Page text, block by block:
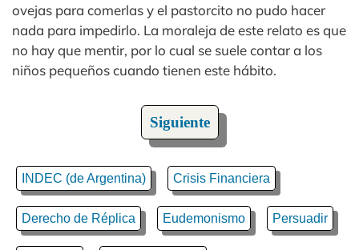
ovejas para comerlas y el pastorcito no pudo hacer
nada para impedirlo. La moraleja de este relato es que
no hay que mentir, por lo cual se suele contar a los
niños pequeños cuando tienen este hábito.
Siguiente
INDEC (de Argentina) Crisis Financiera
Derecho de Réplica Eudemonismo Persuadir